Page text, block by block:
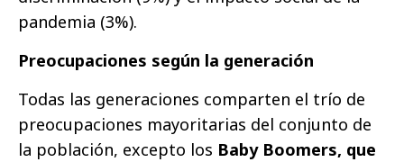
pandemia (3%).
Preocupaciones según la generación
Todas las generaciones comparten el trío de
preocupaciones mayoritarias del conjunto de
la población, excepto los Baby Boomers, que